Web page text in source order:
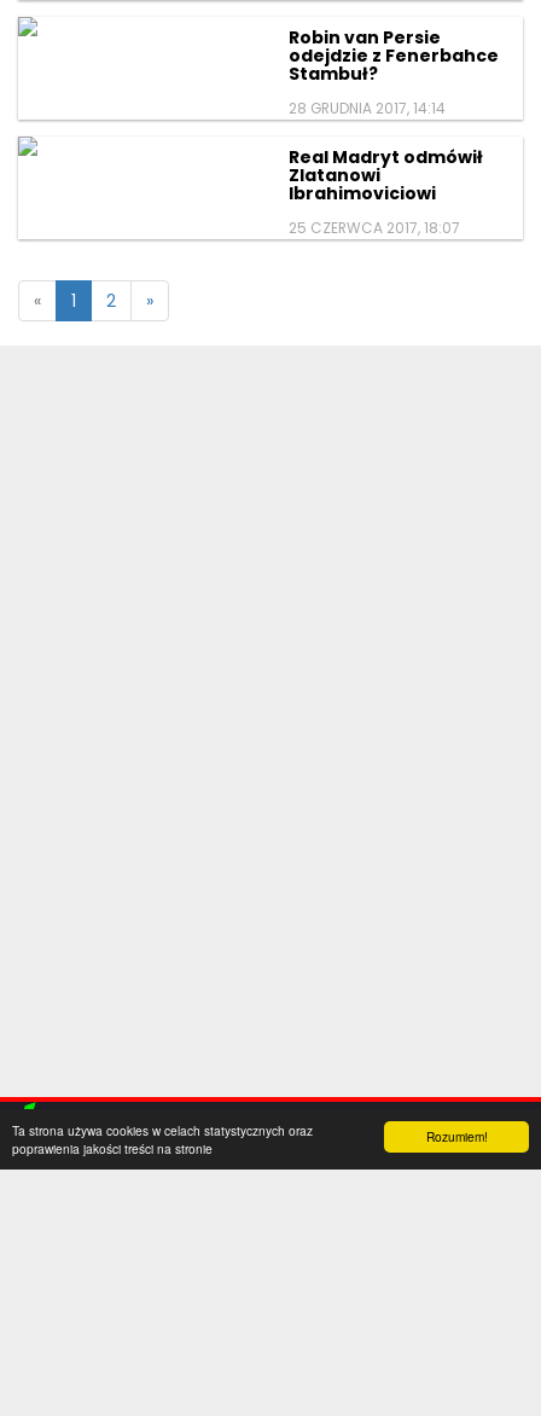
Rozumiem!
Ta strona używa cookies w celach statystycznych oraz
poprawienia jakości treści na stronie
Robin van Persie
odejdzie z Fenerbahce
Stambuł?
28 GRUDNIA 2017, 14:14
Real Madryt odmówił
Zlatanowi
Ibrahimoviciowi
25 CZERWCA 2017, 18:07
« 1 2 »